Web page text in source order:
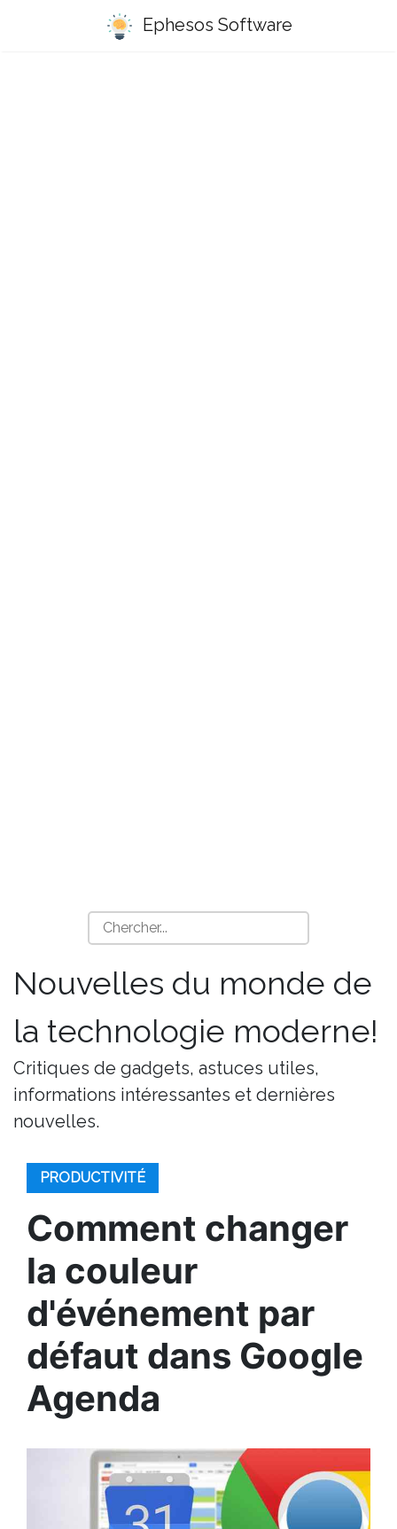
Ephesos Software
Nouvelles du monde de
la technologie moderne!
Critiques de gadgets, astuces utiles,
informations intéressantes et dernières
nouvelles.
PRODUCTIVITÉ
Comment changer
la couleur
d'événement par
défaut dans Google
Agenda